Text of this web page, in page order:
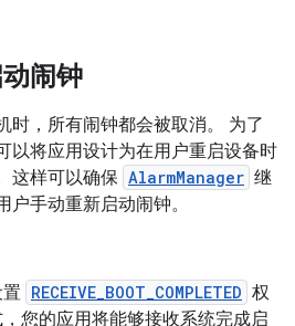
闹钟
时，所有闹钟都会被取消。 为了
以将应用设计为在用户重启设备时
这样可以确保 AlarmManager 继
手动重新启动闹钟。
RECEIVE_BOOT_COMPLETED 权
您的应用将能够接收系统完成启